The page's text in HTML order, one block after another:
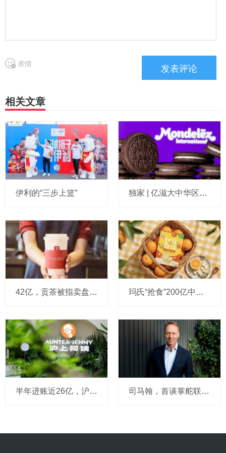
表情
相关文章
伊利的“三步上篮” 独家 | 亿滋大中华区市场与发展部“一号位”迎来新变动，曲向明将卸任
42亿，贡茶被指卖盘在即：有“新茶饮祖师爷”之称，贝恩资本拟接手 玛氏“抢食”200亿中国巧克力市场，多了个新筹码：首次引进新收购的Trü Frü，“冻干水果+巧克力”能成为零食新风口吗？
半年进账近26亿，沪上阿姨高层今天说：外卖点奶茶习惯不可逆，全年拟新开2000～3000店，咖啡杯量占比已稳在10%以上，茶瀑布对标蜜雪要改 司马翰，首谈掌舵联合利华往事：离任前与董事会确有分歧，对亲手任命的继任者充满信心，领导力是一段充满趣味的旅程